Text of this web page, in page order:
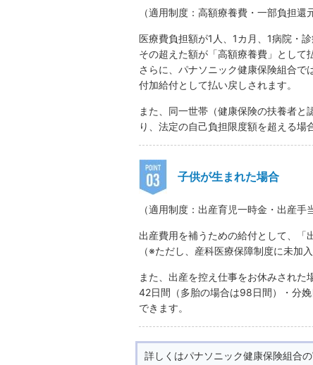
（適用制度：高額療養費・一部負担還
医療費負担額が1人、1カ月、1病院・
その超えた額が「高額療養費」として
さらに、パナソニック健康保険組合
付加給付として払い戻しされます。
また、同一世帯（健康保険の扶養者
り、法定の自己負担限度額を超える場
子供が生まれた場合
（適用制度：出産育児一時金・出産手
出産費用を補うための給付として、「
（※ただし、産科医療保障制度に未加
また、出産を控え仕事をお休みされ
42日間（多胎の場合は98日間）・分
できます。
詳しくはパナソニック健康保険組合